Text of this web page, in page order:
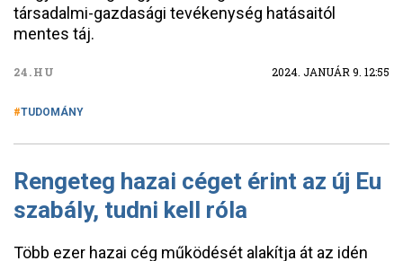
társadalmi-gazdasági tevékenység hatásaitól
mentes táj.
24.HU 2024. JANUÁR 9. 12:55
TUDOMÁNY
Rengeteg hazai céget érint az új Eu
szabály, tudni kell róla
Több ezer hazai cég működését alakítja át az idén